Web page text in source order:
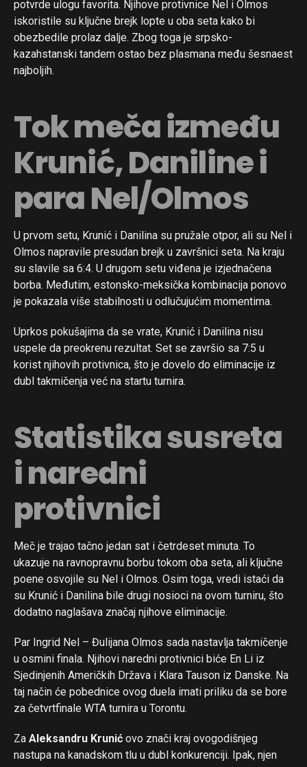
potvrde ulogu favorita. Njihove protivnice Nel i Olmos
iskoristile su ključne brejk lopte u oba seta kako bi
obezbedile prolaz dalje. Zbog toga je srpsko-
kazahstanski tandem ostao bez plasmana među šesnaest
najboljih.
Tok meča između
Krunić, Daniline i
para Nel/Olmos
U prvom setu, Krunić i Danilina su pružale otpor, ali su Nel i
Olmos napravile presudan brejk u završnici seta. Na kraju
su slavile sa 6:4. U drugom setu viđena je izjednačena
borba. Međutim, estonsko-meksička kombinacija ponovo
je pokazala više stabilnosti u odlučujućim momentima.
Uprkos pokušajima da se vrate, Krunić i Danilina nisu
uspele da preokrenu rezultat. Set se završio sa 7:5 u
korist njihovih protivnica, što je dovelo do eliminacije iz
dubl takmičenja već na startu turnira.
Statistika susreta
i naredni
protivnici
Meč je trajao tačno jedan sat i četrdeset minuta. To
ukazuje na ravnopravnu borbu tokom oba seta, ali ključne
poene osvojile su Nel i Olmos. Osim toga, vredi istaći da
su Krunić i Danilina bile drugi nosioci na ovom turniru, što
dodatno naglašava značaj njihove eliminacije.
Par Ingrid Nel – Đulijana Olmos sada nastavlja takmičenje
u osmini finala. Njihovi naredni protivnici biće En Li iz
Sjedinjenih Američkih Država i Klara Tauson iz Danske. Na
taj način će pobednice ovog duela imati priliku da se bore
za četvrtfinale WTA turnira u Torontu.
Za Aleksandru Krunić ovo znači kraj ovogodišnjeg
nastupa na kanadskom tlu u dubl konkurenciji. Ipak, njen